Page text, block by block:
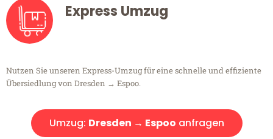
Express Umzug
Nutzen Sie unseren Express-Umzug für eine schnelle und effiziente
Übersiedlung von Dresden → Espoo.
Umzug: Dresden → Espoo anfragen